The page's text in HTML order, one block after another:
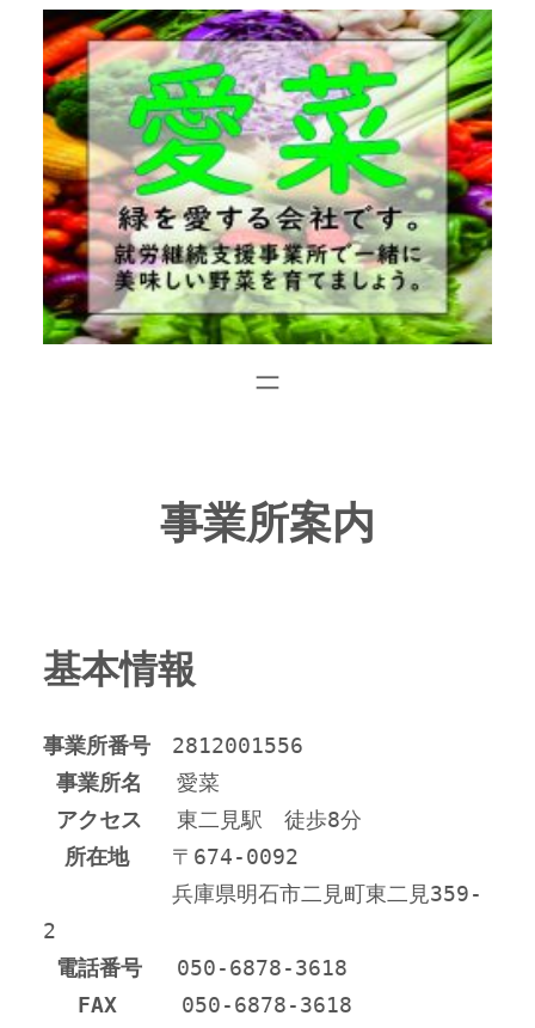
事業所案内
基本情報
事業所番号 2812001556
事業所名 愛菜
アクセス 東二見駅　徒歩8分
所在地 〒674-0092
兵庫県明石市二見町東二見359-
2
電話番号 050-6878-3618
FAX 050-6878-3618